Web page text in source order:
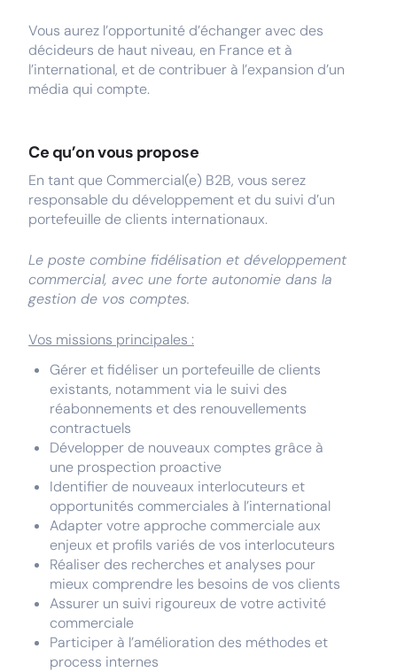
Vous aurez l’opportunité d’échanger avec des
décideurs de haut niveau, en France et à
l’international, et de contribuer à l’expansion d’un
média qui compte.
Ce qu’on vous propose
En tant que Commercial(e) B2B, vous serez
responsable du développement et du suivi d’un
portefeuille de clients internationaux.
Le poste combine fidélisation et développement
commercial, avec une forte autonomie dans la
gestion de vos comptes.
Vos missions principales :
Gérer et fidéliser un portefeuille de clients
existants, notamment via le suivi des
réabonnements et des renouvellements
contractuels
Développer de nouveaux comptes grâce à
une prospection proactive
Identifier de nouveaux interlocuteurs et
opportunités commerciales à l’international
Adapter votre approche commerciale aux
enjeux et profils variés de vos interlocuteurs
Réaliser des recherches et analyses pour
mieux comprendre les besoins de vos clients
Assurer un suivi rigoureux de votre activité
commerciale
Participer à l’amélioration des méthodes et
process internes